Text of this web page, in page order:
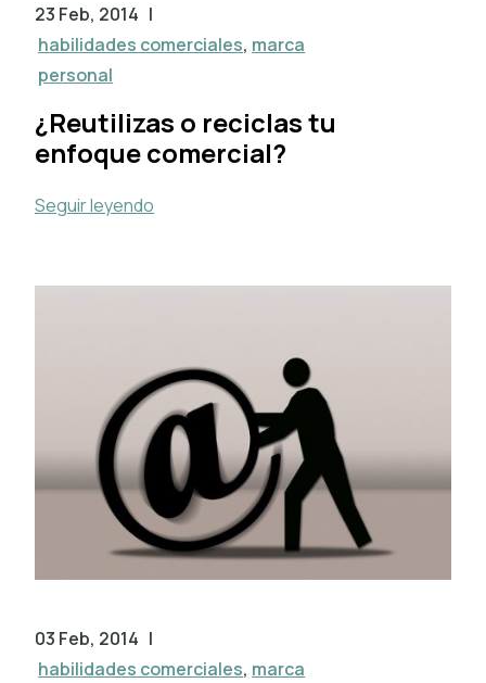
23 Feb, 2014 |
habilidades comerciales, marca
personal
¿Reutilizas o reciclas tu
enfoque comercial?
Seguir leyendo
03 Feb, 2014 |
habilidades comerciales, marca